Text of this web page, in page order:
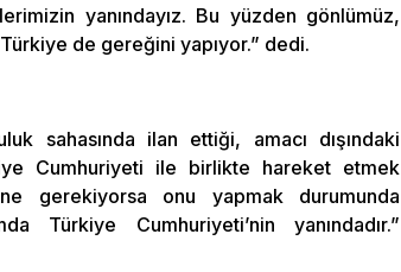
yanındayız. Bu yüzden gönlümüz,
de gereğini yapıyor.” dedi.
sahasında ilan ettiği, amacı dışındaki
Cumhuriyeti ile birlikte hareket etmek
gerekiyorsa onu yapmak durumunda
Türkiye Cumhuriyeti’nin yanındadır.”